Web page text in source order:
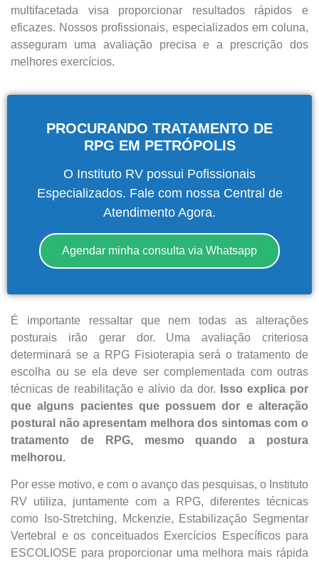
multifacetada visa proporcionar resultados rápidos e
eficazes. Nossos profissionais, especializados em coluna,
asseguram uma avaliação precisa e a prescrição dos
melhores exercícios.
PROCURANDO TRATAMENTO DE
RPG EM PETRÓPOLIS
O Instituto RV possui Pofissionais
Especializados. Fale com nossa Central de
Atendimento Agora.
Agendar minha consulta via Whatsapp
É importante ressaltar que nem todas as alterações
posturais irão gerar dor. Uma avaliação criteriosa
determinará se a RPG Fisioterapia será o tratamento de
escolha ou se ela deve ser complementada com outras
técnicas de reabilitação e alívio da dor. Isso explica por
que alguns pacientes que possuem dor e alteração
postural não apresentam melhora dos sintomas com o
tratamento de RPG, mesmo quando a postura
melhorou.
Por esse motivo, e com o avanço das pesquisas, o Instituto
RV utiliza, juntamente com a RPG, diferentes técnicas
como Iso-Stretching, Mckenzie, Estabilização Segmentar
Vertebral e os conceituados Exercícios Específicos para
ESCOLIOSE para proporcionar uma melhora mais rápida